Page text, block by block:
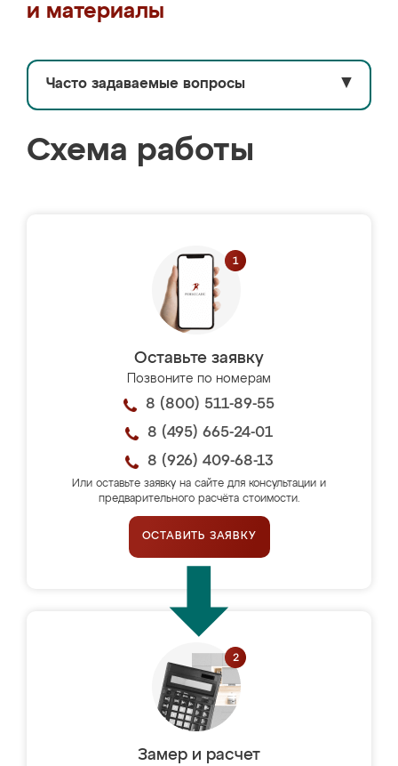
и материалы
Часто задаваемые вопросы ▼
Схема работы
Оставьте заявку
Позвоните по номерам
8 (800) 511-89-55
8 (495) 665-24-01
8 (926) 409-68-13
Или оставьте заявку на сайте для консультации и
предварительного расчёта стоимости.
ОСТАВИТЬ ЗАЯВКУ
Замер и расчет